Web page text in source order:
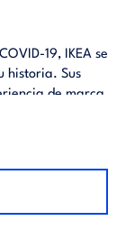
19, IKEA se
historia. Sus
de marca,
países. La
y
su
adaptarse al
del